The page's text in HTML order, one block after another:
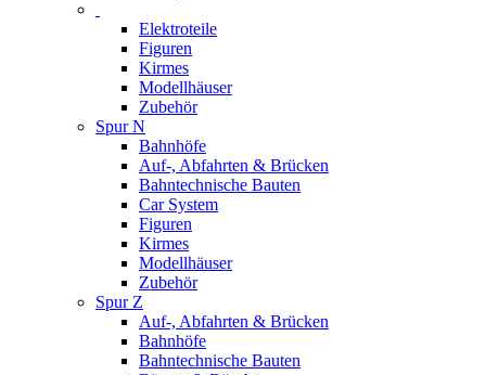
Elektroteile
Figuren
Kirmes
Modellhäuser
Zubehör
Spur N
Bahnhöfe
Auf-, Abfahrten & Brücken
Bahntechnische Bauten
Car System
Figuren
Kirmes
Modellhäuser
Zubehör
Spur Z
Auf-, Abfahrten & Brücken
Bahnhöfe
Bahntechnische Bauten